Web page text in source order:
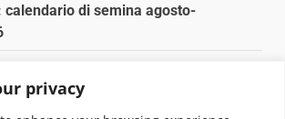
privacy
calendario di semina agosto-
cucinarla, quando è di stagione e